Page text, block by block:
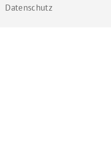
Datenschutz